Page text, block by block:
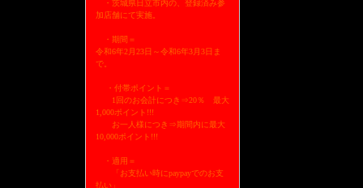
・茨城県日立市内の、登録済み参
加店舗にて実施。
・期間＝
令和6年2月23日～令和6年3月3日ま
で。
・付帯ポイント＝
1回のお会計につき⇒20％ 最大
1,000ポイント!!!
お一人様につき⇒期間内に最大
10,000ポイント!!!
・適用＝
「お支払い時にpaypayでのお支
払い」